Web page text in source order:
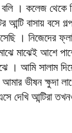
। কলেজ থেকে
আন্টি বাসায় বসে
। নিজেদের
মাঝেই আশে
। আমি সালাম
ভীষন ক্ষুদা
দেখি আন্টিরা